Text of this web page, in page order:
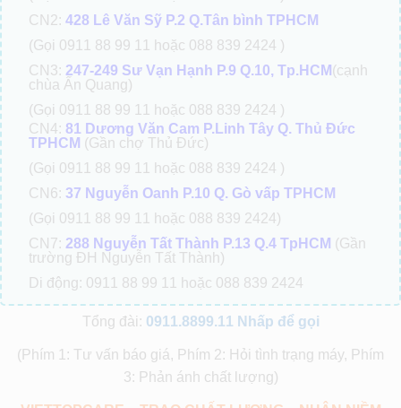
CN2: 428 Lê Văn Sỹ P.2 Q.Tân bình TPHCM
(Gọi 0911 88 99 11 hoặc 088 839 2424 )
CN3: 247-249 Sư Vạn Hạnh P.9 Q.10, Tp.HCM (cạnh
chùa Ấn Quang)
(Gọi 0911 88 99 11 hoặc 088 839 2424 )
CN4: 81 Dương Văn Cam P.Linh Tây Q. Thủ Đức
TPHCM (Gần chợ Thủ Đức)
(Gọi 0911 88 99 11 hoặc 088 839 2424 )
CN6: 37 Nguyễn Oanh P.10 Q. Gò vấp TPHCM
(Gọi 0911 88 99 11 hoặc 088 839 2424)
CN7: 288 Nguyễn Tất Thành P.13 Q.4 TpHCM (Gần
trường ĐH Nguyễn Tất Thành)
Di động: 0911 88 99 11 hoặc 088 839 2424
Tổng đài: 0911.8899.11 Nhấp để gọi
(Phím 1: Tư vấn báo giá, Phím 2: Hỏi tình trạng máy, Phím
3: Phản ánh chất lượng)